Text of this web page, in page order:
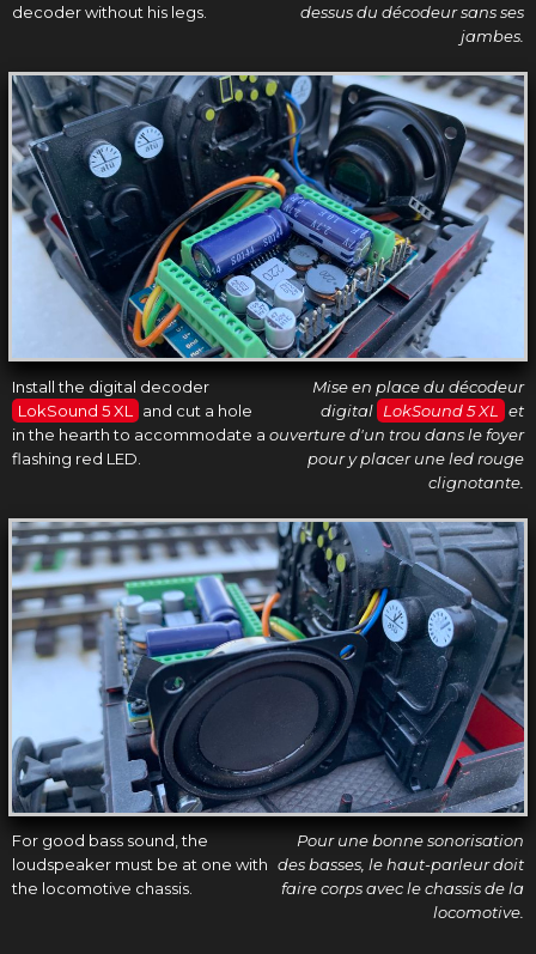
decoder without his legs.
dessus du décodeur sans ses
jambes.
Install the digital decoder
LokSound 5 XL
and cut a hole
in the hearth to accommodate a
flashing red LED.
Mise en place du décodeur
digital LokSound 5 XL
et
ouverture d'un trou dans le foyer
pour y placer une led rouge
clignotante.
For good bass sound, the
loudspeaker must be at one with
the locomotive chassis.
Pour une bonne sonorisation
des basses, le haut-parleur doit
faire corps avec le chassis de la
locomotive.